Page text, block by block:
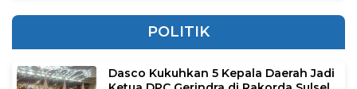
POLITIK
Dasco Kukuhkan 5 Kepala Daerah Jadi